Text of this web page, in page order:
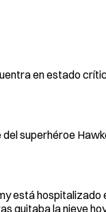
en estado
superhéroe
está
quitaba la nieve